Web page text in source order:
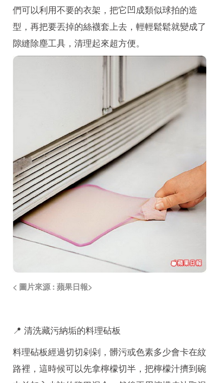
們可以利用不要的衣架，把它凹成類似球拍的造
型，再把要丟掉的絲襪套上去，輕輕鬆鬆就變成了
隙縫除塵工具，清理起來超方便。
< 圖片來源 : 蘋果日報>
📍 清洗藏污納垢的料理砧板
料理砧板經過切切剁剁，髒污或色素多少會卡在紋
路裡，這時候可以先拿檸檬切半，把檸檬汁擠到碗